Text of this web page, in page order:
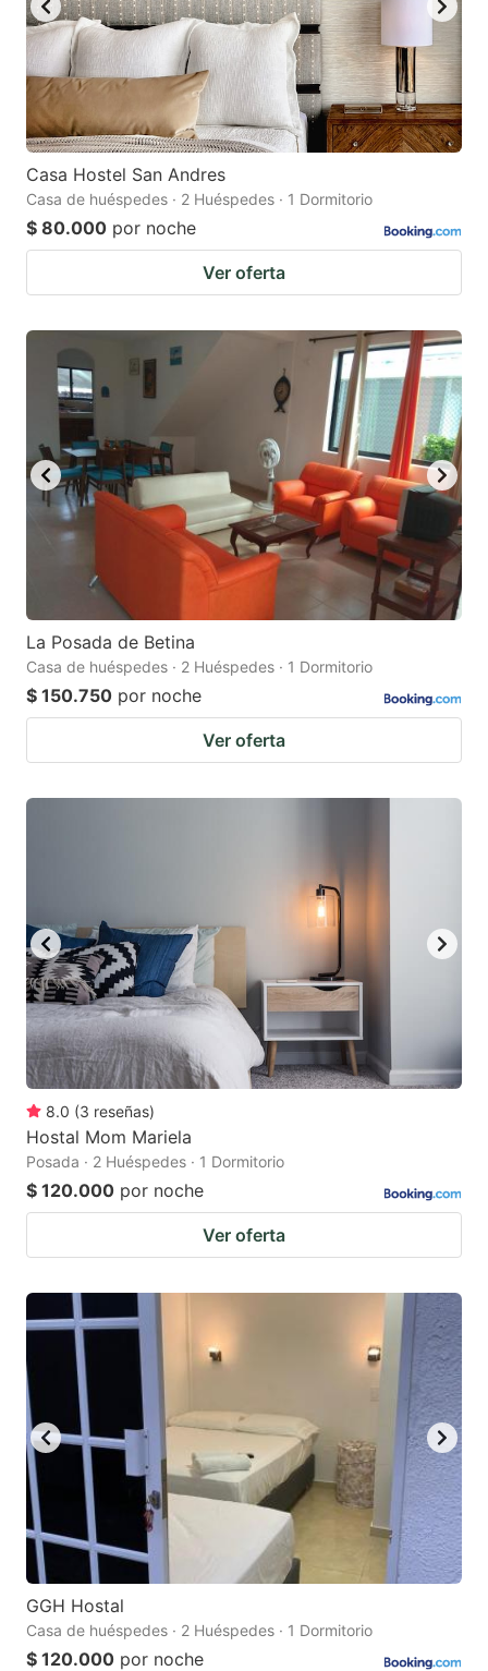
Casa Hostel San Andres
Casa de huéspedes · 2 Huéspedes · 1 Dormitorio
$ 80.000 por noche
Ver oferta
La Posada de Betina
Casa de huéspedes · 2 Huéspedes · 1 Dormitorio
$ 150.750 por noche
Ver oferta
8.0 (3 reseñas)
Hostal Mom Mariela
Posada · 2 Huéspedes · 1 Dormitorio
$ 120.000 por noche
Ver oferta
GGH Hostal
Casa de huéspedes · 2 Huéspedes · 1 Dormitorio
$ 120.000 por noche